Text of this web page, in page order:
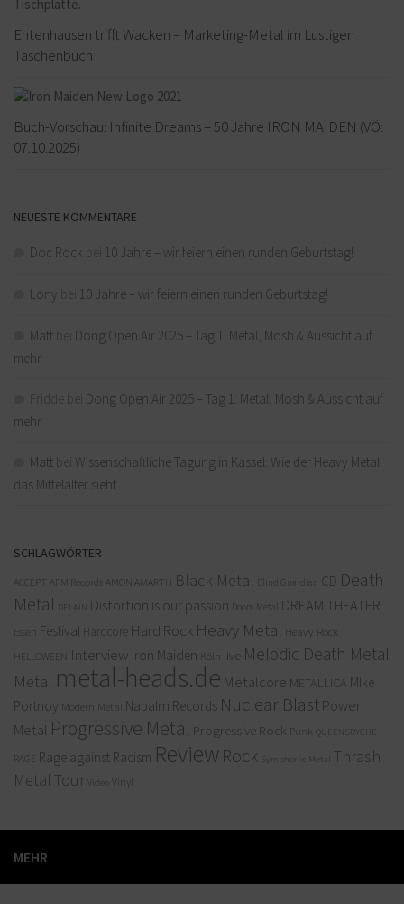
Entenhausen trifft Wacken – Marketing-Metal im Lustigen
Taschenbuch
Buch-Vorschau: Infinite Dreams – 50 Jahre IRON MAIDEN (VÖ:
07.10.2025)
NEUESTE KOMMENTARE
Doc Rock 10 Jahre – wir feiern einen runden Geburtstag!
Lony 10 Jahre – wir feiern einen runden Geburtstag!
Matt
Dong Open Air 2025 – Tag 1: Metal, Mosh & Aussicht auf
mehr
Dong Open Air 2025 – Tag 1: Metal, Mosh & Aussicht auf
mehr
Matt
Wissenschaftliche Tagung in Kassel: Wie der Heavy Metal
das Mittelalter sieht
SCHLAGWÖRTER
ACCEPT AFM Records AMON AMARTH Black Metal Blind Guardian CD Death
Metal
DELAIN Distortion is our passion Doom Metal DREAM THEATER
Essen Festival Hardcore Hard Rock Heavy Metal Heavy Rock
HELLOWEEN Interview Iron Maiden Köln live Melodic Death Metal
Metal metal-heads.de Metalcore METALLICA MIke
Portnoy Modern Metal Napalm Records Nuclear Blast Power
Metal Progressive Metal Progressive Rock Punk QUEENSRYCHE
RAGE Rage against Racism Review Rock Symphonic Metal
Thrash
Metal Tour Video Vinyl
MEHR